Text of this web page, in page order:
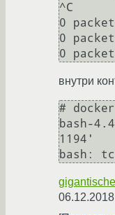
^C
0
0
внутри
#
bash-
1194'